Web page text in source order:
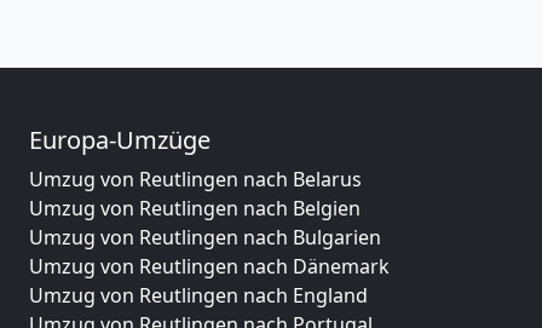
Europa-Umzüge
Umzug von Reutlingen nach Belarus
Umzug von Reutlingen nach Belgien
Umzug von Reutlingen nach Bulgarien
Umzug von Reutlingen nach Dänemark
Umzug von Reutlingen nach England